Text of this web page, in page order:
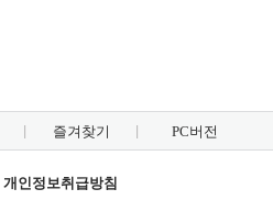
즐겨찾기 PC버전
개인정보취급방침